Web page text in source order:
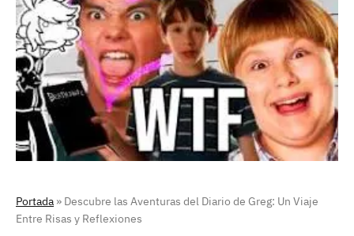
Portada » Descubre las Aventuras del Diario de Greg: Un Viaje
Entre Risas y Reflexiones